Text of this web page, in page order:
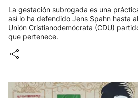
La gestación subrogada es una
así lo ha defendido Jens Spahn hasta
Unión Cristianodemócrata (CDU)
que pertenece.